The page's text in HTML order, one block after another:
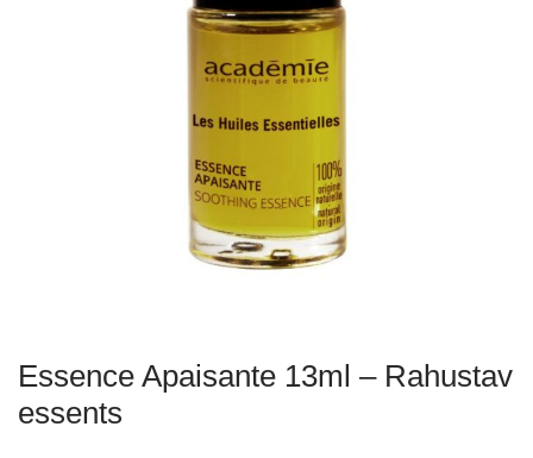
Essence Apaisante 13ml – Rahustav
essents